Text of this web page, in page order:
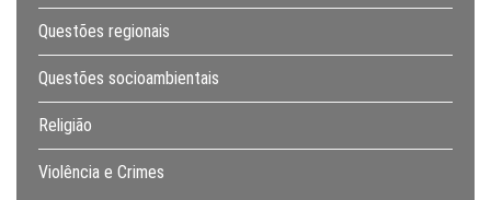
Questões regionais
Questões socioambientais
Religião
Violência e Crimes